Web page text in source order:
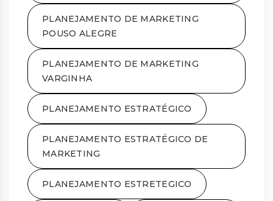
PLANEJAMENTO DE MARKETING
POUSO ALEGRE
PLANEJAMENTO DE MARKETING
VARGINHA
PLANEJAMENTO ESTRATÉGICO
PLANEJAMENTO ESTRATÉGICO DE
MARKETING
PLANEJAMENTO ESTRETEGICO